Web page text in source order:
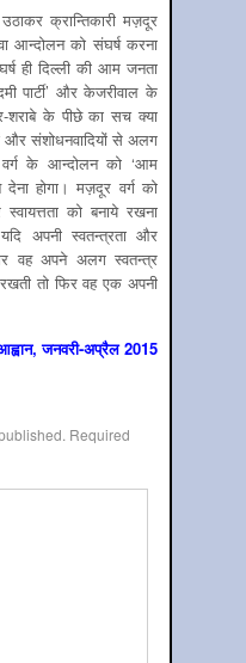
क्रान्तिकारी मज़दूर
आन्दोलन को संघर्ष करना
ही दिल्ली की आम जनता
पार्टी’ और केजरीवाल के
शराबे के पीछे का सच क्या
और संशोधनवादियों से अलग
वर्ग के आन्दोलन को ‘आम
देना होगा। मज़दूर वर्ग को
को बनाये रखना
अपनी स्वतन्त्रता और
वह अपने अलग स्वतन्त्र
रखती तो फिर वह एक अपनी
जनवरी-अप्रैल 2015
Required